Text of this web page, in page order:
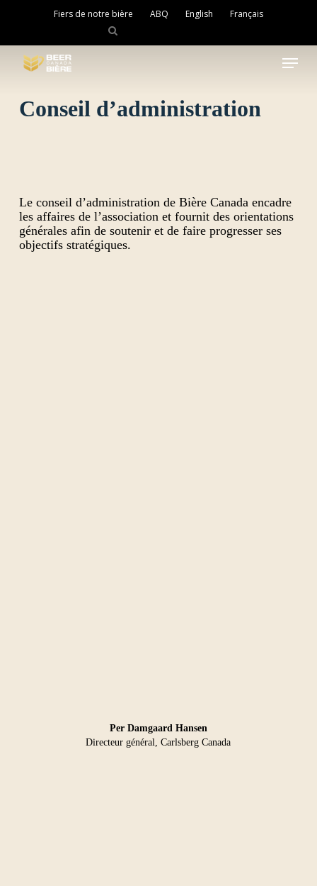
content
Fiers de notre bière ABQ English Français
Menu
Conseil d’administration
Le conseil d’administration de Bière Canada encadre
les affaires de l’association et fournit des orientations
générales afin de soutenir et de faire progresser ses
objectifs stratégiques.
Per Damgaard Hansen
Directeur général, Carlsberg Canada
Menu